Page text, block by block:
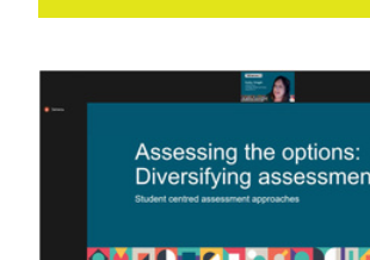
НАУКОВА РОБОТА
АКРЕДИТАЦІЯ